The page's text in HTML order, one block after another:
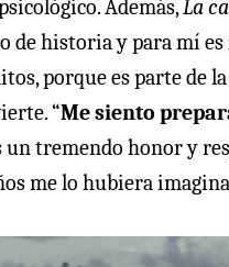
Además,La
de historia y para mí
porque es parte de
“Me siento
un tremendo honor y
me lo hubiera